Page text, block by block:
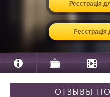
Реєстрація
Реєстрація
ОТЗЫВЫ